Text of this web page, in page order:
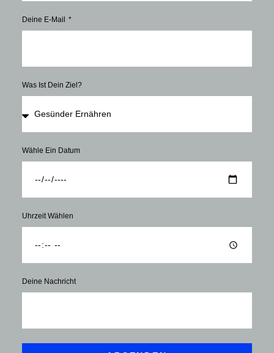
Deine E-Mail
Was Ist Dein Ziel?
Wähle Ein Datum
Uhrzeit Wählen
Deine Nachricht